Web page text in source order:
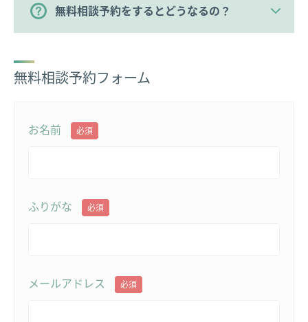
無料相談予約をするとどうなるの？
無料相談予約フォーム
お名前 必須
ふりがな 必須
メールアドレス 必須